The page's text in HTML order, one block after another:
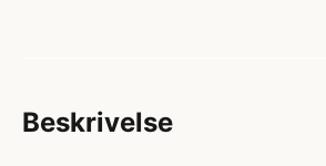
Beskrivelse